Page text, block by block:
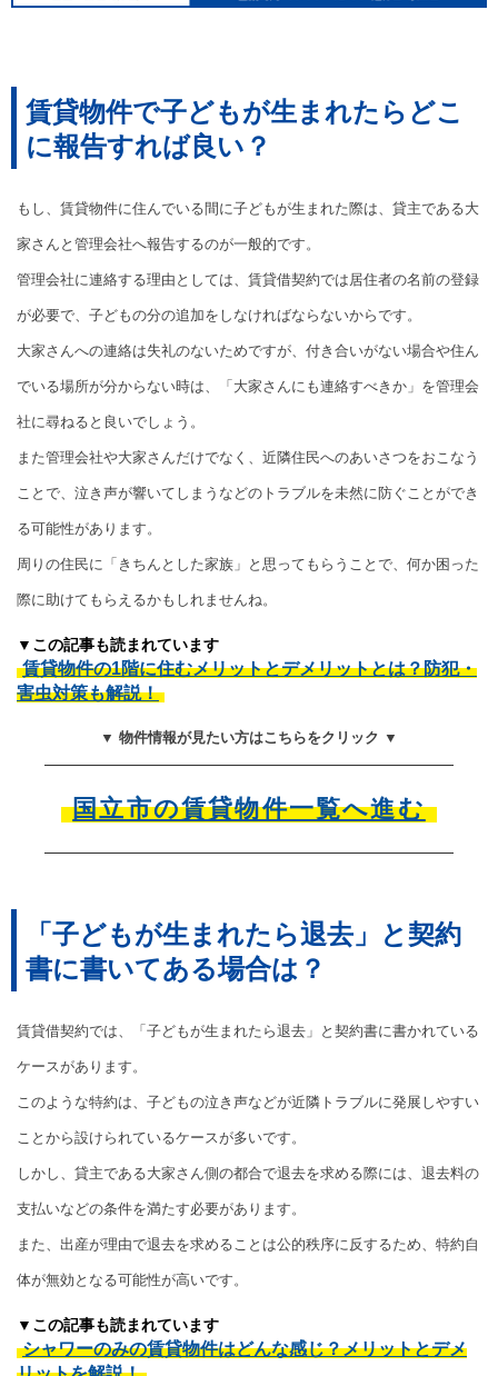
賃貸物件で子どもが生まれたらどこ
に報告すれば良い？
もし、賃貸物件に住んでいる間に子どもが生まれた際は、貸主である大
家さんと管理会社へ報告するのが一般的です。
管理会社に連絡する理由としては、賃貸借契約では居住者の名前の登録
が必要で、子どもの分の追加をしなければならないからです。
大家さんへの連絡は失礼のないためですが、付き合いがない場合や住ん
でいる場所が分からない時は、「大家さんにも連絡すべきか」を管理会
社に尋ねると良いでしょう。
また管理会社や大家さんだけでなく、近隣住民へのあいさつをおこなう
ことで、泣き声が響いてしまうなどのトラブルを未然に防ぐことができ
る可能性があります。
周りの住民に「きちんとした家族」と思ってもらうことで、何か困った
際に助けてもらえるかもしれませんね。
▼この記事も読まれています
賃貸物件の1階に住むメリットとデメリットとは？防犯・
害虫対策も解説！
▼ 物件情報が見たい方はこちらをクリック ▼
国立市の賃貸物件一覧へ進む
「子どもが生まれたら退去」と契約
書に書いてある場合は？
賃貸借契約では、「子どもが生まれたら退去」と契約書に書かれている
ケースがあります。
このような特約は、子どもの泣き声などが近隣トラブルに発展しやすい
ことから設けられているケースが多いです。
しかし、貸主である大家さん側の都合で退去を求める際には、退去料の
支払いなどの条件を満たす必要があります。
また、出産が理由で退去を求めることは公的秩序に反するため、特約自
体が無効となる可能性が高いです。
▼この記事も読まれています
シャワーのみの賃貸物件はどんな感じ？メリットとデメ